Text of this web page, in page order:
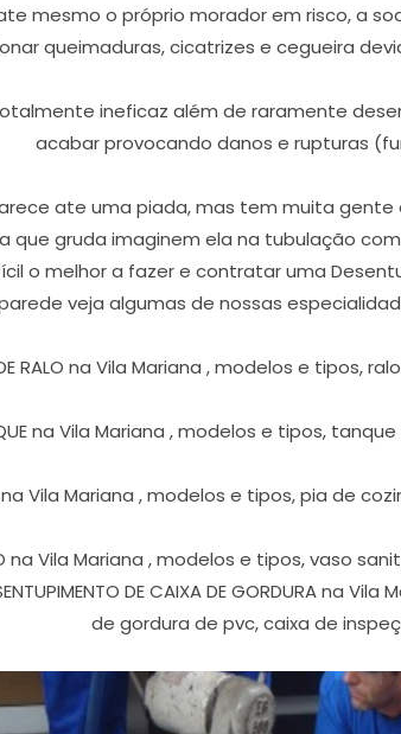
mesmo o próprio morador em risco, a
queimaduras, cicatrizes e cegueira
e totalmente ineficaz além de raramente
acabar provocando danos e rupturas
parece ate uma piada, mas tem muita
que gruda imaginem ela na tubulação
o melhor a fazer e contratar uma
veja algumas de nossas
DE RALO na Vila Mariana , modelos e tipos,
na Vila Mariana , modelos e tipos,
na Vila Mariana , modelos e tipos, pia de
na Vila Mariana , modelos e tipos,
DE CAIXA DE GORDURA na
de gordura de pvc, caixa de